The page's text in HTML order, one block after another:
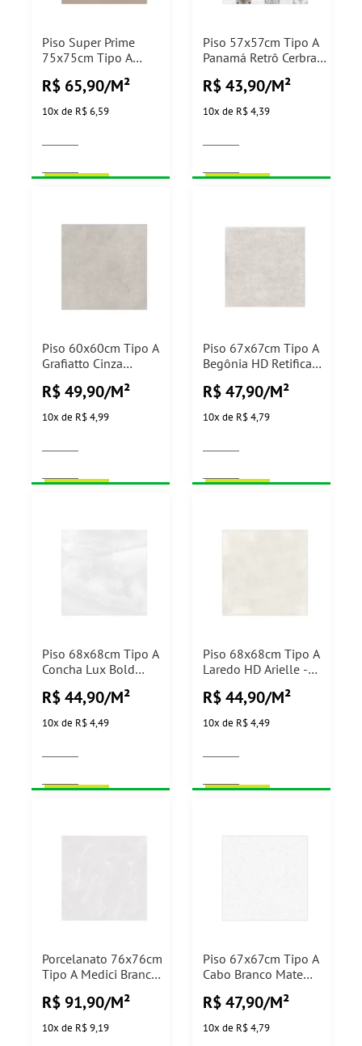
Piso Super Prime
75x75cm Tipo A
Cerbras - 2,25m²
R$ 65,90/M²
10x de R$ 6,59
Piso 57x57cm Tipo A
Panamá Retrô Cerbras
R$ 43,90/M²
10x de R$ 4,39
Piso 60x60cm Tipo A
Grafiatto Cinza
R$ 49,90/M²
10x de R$ 4,99
Piso 67x67cm Tipo A
Begônia HD Retificado
R$ 47,90/M²
10x de R$ 4,79
Piso 68x68cm Tipo A
Concha Lux Bold
R$ 44,90/M²
10x de R$ 4,49
Piso 68x68cm Tipo A
Laredo HD Arielle -
R$ 44,90/M²
10x de R$ 4,49
Porcelanato 76x76cm
Tipo A Medici Branco
1,73m²
R$ 91,90/M²
10x de R$ 9,19
Piso 67x67cm Tipo A
Cabo Branco Mate
R$ 47,90/M²
10x de R$ 4,79